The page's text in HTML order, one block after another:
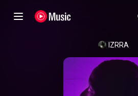
IZRRA